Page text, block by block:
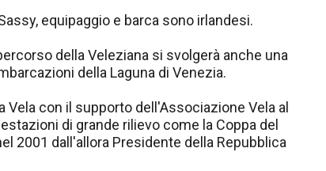
equipaggio e barca sono irlandesi.
della Veleziana si svolgerà anche una
della Laguna di Venezia.
Vela con il supporto dell'Associazione Vela al
di grande rilievo come la Coppa del
2001 dall'allora Presidente della Repubblica